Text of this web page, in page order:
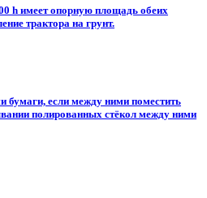
h имеет опорную площадь обеих
трактора на грунт.
бумаги, если между ними поместить
полированных стёкол между ними